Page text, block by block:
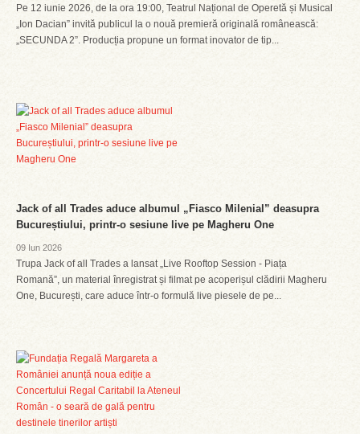
Pe 12 iunie 2026, de la ora 19:00, Teatrul Național de Operetă și Musical
„Ion Dacian” invită publicul la o nouă premieră originală românească:
„SECUNDA 2”. Producția propune un format inovator de tip...
Jack of all Trades aduce albumul „Fiasco Milenial” deasupra
Bucureștiului, printr-o sesiune live pe Magheru One
09 Iun 2026
Trupa Jack of all Trades a lansat „Live Rooftop Session - Piața
Romană”, un material înregistrat și filmat pe acoperișul clădirii Magheru
One, București, care aduce într-o formulă live piesele de pe...